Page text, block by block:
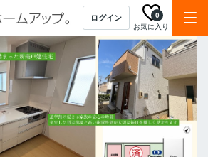
ログイン
お気に入り
0